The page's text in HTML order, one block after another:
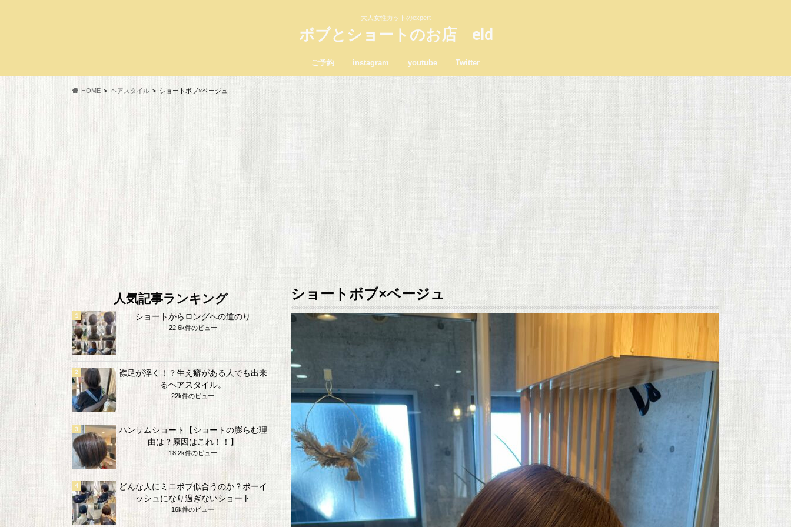
大人女性カットのexpert
ボブとショートのお店 eld
ご予約 instagram youtube Twitter
HOME ヘアスタイル ショートボブ×ベージュ
ショートボブ×ベージュ
人気記事ランキング
ショートからロングへの道のり
22.6k件のビュー
襟足が浮く！？生え癖がある人でも出来
るヘアスタイル。
22k件のビュー
ハンサムショート【ショートの膨らむ理
由は？原因はこれ！！】
18.2k件のビュー
どんな人にミニボブ似合うのか？ボーイ
ッシュになり過ぎないショート
16k件のビュー